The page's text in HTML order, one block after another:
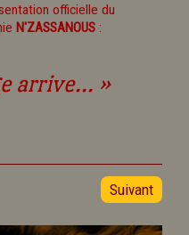
officielle du
N'ZASSANOUS :
arrive... »
Suivant